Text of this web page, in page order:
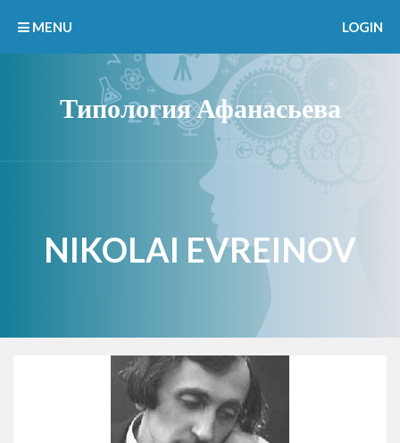
Типология Афанасьева
MENU LOGIN
NIKOLAI EVREINOV